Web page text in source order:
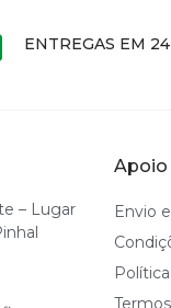
ENTREGAS EM
– Lugar
Apoio
Envio